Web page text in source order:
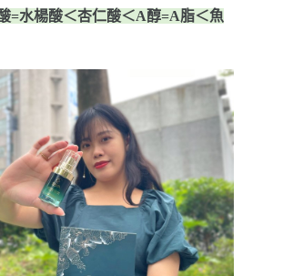
=水楊酸＜杏仁酸＜A醇=A脂＜魚